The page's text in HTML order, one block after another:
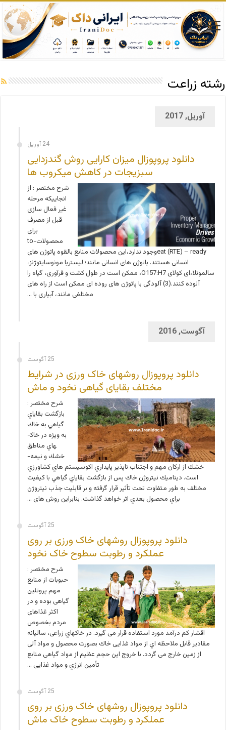
رشته زراعت
آوریل, 2017
24 آوریل
دانلود پروپوزال میزان کارایی روش گندزدایی
سبزیجات در کاهش میکروب ها
شرح مختصر : از
انجاییکه مرحله
غیر فعال سازی
قبل از مصرف
برای
محصولاتto-
eat (RTE) – readyوجود ندارد،این محصولات منابع بالقوه پاتوژن های
انسانی هستند. پاتوژن های انسانی مانند؛ لیستریا مونوسایتوژنز،
سالمونلا،ای کولای O157:H7، ممکن است در طول کشت و فرآوری، گیاه را
آلوده کنند.(3) آلودگی با پاتوژن های روده ای ممکن است از راه های
مختلفی مانند، آبیاری با …
آگوست, 2016
25 آگوست
دانلود پروپوزال روشهای خاک ورزی در شرایط
مختلف بقایای گیاهی نخود و ماش
شرح مختصر :
بازگشت بقاياي
گياهي به خاك
به ويژه در خاك­
هاي مناطق
خشك و نيمه­
خشك از اركان مهم و اجتناب­ ناپذير پايداري اكوسيستم ­هاي كشاورزي
است. ديناميك نيتروژن خاك پس از بازگشت بقاياي گياهي با كيفيت
مختلف به طور متفاوت تحت تأثير قرار گرفته و بر قابليت جذب نيتروژن
براي محصول بعدي اثر خواهد گذاشت. بنابراین روش ­های …
25 آگوست
دانلود پروپوزال روشهای خاک ورزی بر روی
عملکرد و رطوبت سطوح خاک نخود
شرح مختصر :
حبوبات از منابع
مهم پروتئین
گیاهی بوده و در
اکثر غذاهای
مردم بخصوص
اقشار کم درآمد مورد استفاده قرار می گیرد. در خاک­هاي زراعی، سالیانه
مقادیر قابل ملاحظه­ اي از مواد غذایی خاك بصورت محصول و مواد آلی
از زمین خارج می­ گردد. با خروج این حجم عظیم از مواد گیاهی منابع
تأمین انرژي و مواد غذایی …
25 آگوست
دانلود پروپوزال روشهای خاک ورزی بر روی
عملکرد و رطوبت سطوح خاک ماش